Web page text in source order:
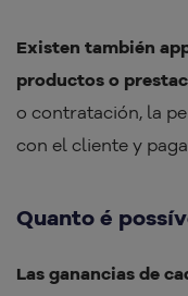
Existen también
productos o
o contratación, la
con el cliente y
Quanto é
Las ganancias de